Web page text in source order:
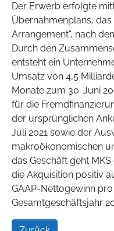
Der Erwerb erfolgte
Übernahmenplans,
Arrangement“, nach
Durch den
entsteht ein
Umsatz von 4,5
Monate zum 30. Juni
für die
der ursprünglichen
Juli 2021 sowie der
makroökonomischen
das Geschäft geht
die Akquisition positiv
GAAP-Nettogewinn
Gesamtgeschäftsjahr